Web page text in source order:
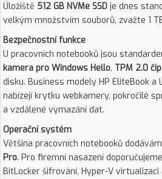
Úložiště 512 GB NVMe SSD je dnes
velkým množstvím souborů, zvažte 1
Bezpečnostní funkce
U pracovních notebooků jsou
kamera pro Windows Hello, TPM 2.0 čip
disku. Business modely HP EliteBook a
nabízejí krytku webkamery, pokročilé
a vzdálené vymazání dat.
Operační systém
Většina pracovních notebooků
Pro. Pro firemní nasazení
BitLocker šifrování, Hyper-V